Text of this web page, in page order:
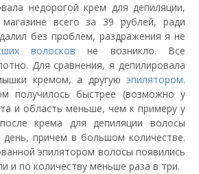
недорогой крем для депиляции,
всего за 39 рублей, ради
без проблем, раздражения я не
волосков не возникло. Все
Для сравнения, я депилировала
кремом, а другую эпилятором.
получилось быстрее (возможно у
и область меньше, чем к примеру у
крема для депиляции волосы
причем в большом количестве.
эпилятором волосы появились
и по количеству меньше раза в три.